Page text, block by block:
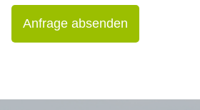
Anfrage absenden